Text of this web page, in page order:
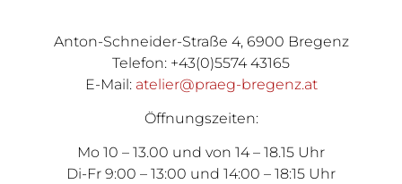
Anton-Schneider-Straße 4, 6900 Bregenz
Telefon: +43(0)5574 43165
E-Mail: atelier@praeg-bregenz.at
Öffnungszeiten:
Mo 10 – 13.00 und von 14 – 18.15 Uhr
Di-Fr 9:00 – 13:00 und 14:00 – 18:15 Uhr